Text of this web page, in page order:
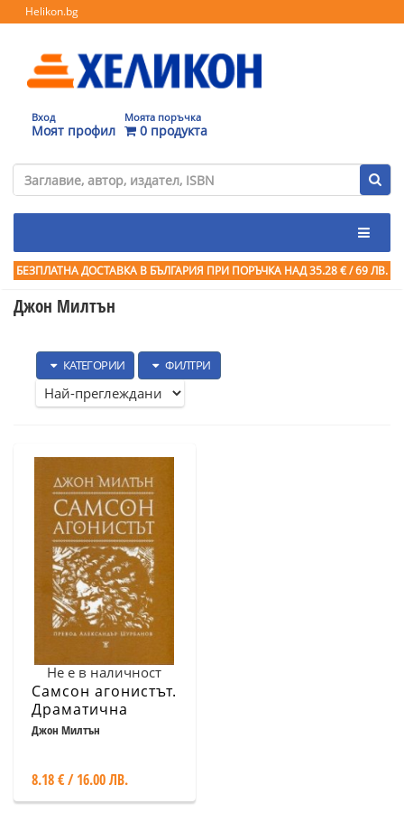
Helikon.bg
Вход
Моят профил
Моята поръчка
0 продукта
БЕЗПЛАТНА ДОСТАВКА В БЪЛГАРИЯ ПРИ ПОРЪЧКА НАД 35.28 € / 69 ЛВ.
Джон Милтън
КАТЕГОРИИ ФИЛТРИ
Не е в наличност
Самсон агонистът.
Драматична
поема
Джон Милтън
8.18 € / 16.00 ЛВ.